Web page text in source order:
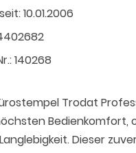
10.01.2006
140268
Trodat
Bedienkomfort,
Dieser